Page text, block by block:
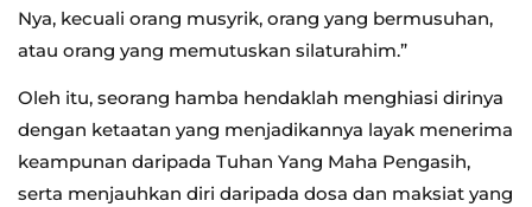
Nya, kecuali orang musyrik, orang yang bermusuhan,
atau orang yang memutuskan silaturahim.”
Oleh itu, seorang hamba hendaklah menghiasi dirinya
dengan ketaatan yang menjadikannya layak menerima
keampunan daripada Tuhan Yang Maha Pengasih,
serta menjauhkan diri daripada dosa dan maksiat yang